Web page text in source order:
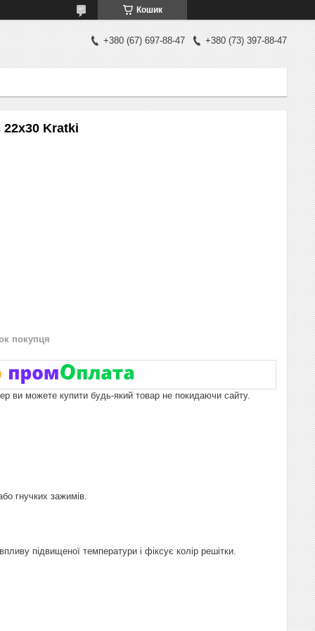
Кошик
+380 (67) 697-88-47 +380 (73) 397-88-47
22x30 Kratki
покупця
ви можете купити будь-який товар не покидаючи сайту.
гнучких зажимів.
підвищеної температури і фіксує колір решітки.